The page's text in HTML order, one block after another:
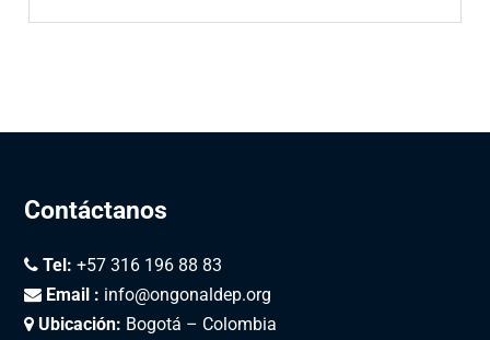
Contáctanos
Tel: +57 316 196 88 83
Email : info@ongonaldep.org
Ubicación: Bogotá – Colombia